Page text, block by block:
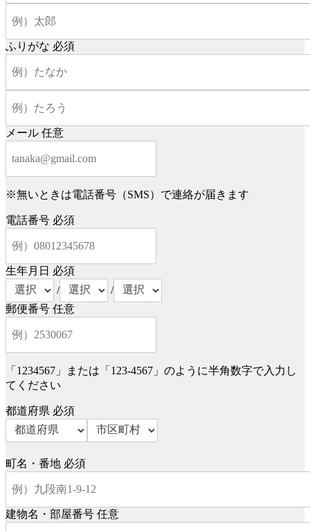
ふりがな 必須
メール 任意
※無いときは電話番号（SMS）で連絡が届きます
電話番号 必須
生年月日 必須
/
/
郵便番号 任意
「1234567」または「123-4567」のように半角数字で入力し
てください
都道府県 必須
町名・番地 必須
建物名・部屋番号 任意